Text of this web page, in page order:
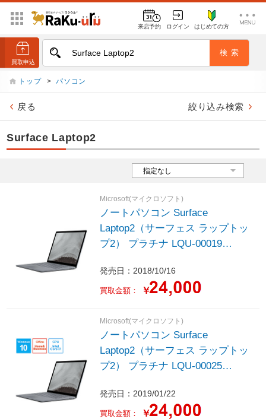
来店予約 ログイン はじめての方
トップ > パソコン
戻る 絞り込み検索
Surface Laptop2
Microsoft(マイクロソフト)
ノートパソコン Surface
Laptop2（サーフェス ラップトッ
プ2） プラチナ LQU-00019
Core i7 /Office HomeandBusiness
/メモリ：16GB /SSD：1TB /2018
発売日：2018/10/16
買取金額： ￥
Microsoft(マイクロソフト)
ノートパソコン Surface
Laptop2（サーフェス ラップトッ
プ2） プラチナ LQU-00025
Core i7 /Office HomeandBusiness
/メモリ：16GB /SSD：1TB /2019
発売日：2019/01/22
買取金額： ￥